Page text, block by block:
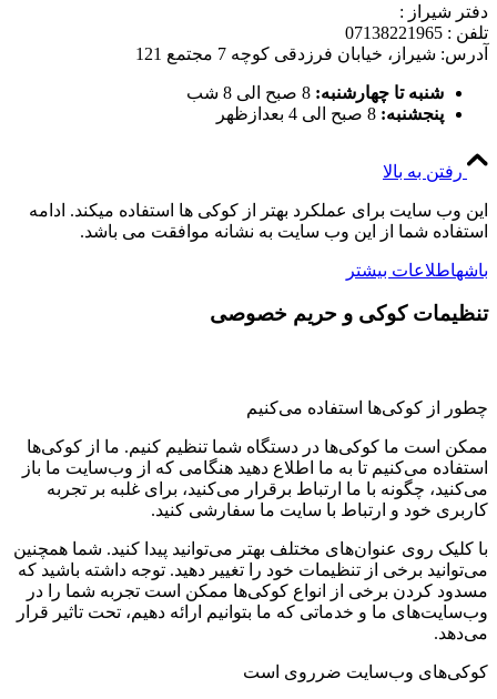
دفتر شیراز :
تلفن : 07138221965
آدرس: شیراز، خیابان فرزدقی کوچه 7 مجتمع 121
شنبه تا چهارشنبه: 8 صبح الی 8 شب
پنجشنبه: 8 صبح الی 4 بعدازظهر
رفتن به بالا
این وب سایت برای عملکرد بهتر از کوکی ها استفاده میکند. ادامه
استفاده شما از این وب سایت به نشانه موافقت می باشد.
باشهاطلاعات بیشتر
تنظیمات کوکی و حریم خصوصی
چطور از کوکی‌ها استفاده می‌کنیم
ممکن است ما کوکی‌ها در دستگاه شما تنظیم کنیم. ما از کوکی‌ها
استفاده می‌کنیم تا به ما اطلاع دهید هنگامی که از وب‌سایت ما باز
می‌کنید، چگونه با ما ارتباط برقرار می‌کنید، برای غلبه بر تجربه
کاربری خود و ارتباط با سایت ما سفارشی کنید.
با کلیک روی عنوان‌های مختلف بهتر می‌توانید پیدا کنید. شما همچنین
می‌توانید برخی از تنظیمات خود را تغییر دهید. توجه داشته باشید که
مسدود کردن برخی از انواع کوکی‌ها ممکن است تجربه شما را در
وب‌سایت‌های ما و خدماتی که ما بتوانیم ارائه دهیم، تحت تاثیر قرار
می‌دهد.
کوکی‌های وب‌سایت ضرروی است